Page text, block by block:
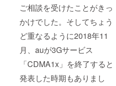
ご相談を受けたことがきっ
かけでした。そしてちょう
ど重なるように2018年11
月、auが3Gサービス
「CDMA1x」を終了すると
発表した時期もありまし